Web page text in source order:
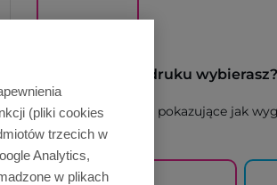
(pliki cookies
trzecich w
Analytics,
w plikach
Jaką technikę nadruku wybierasz?
Zdjęcia poglądowe pokazujące jak
technika.